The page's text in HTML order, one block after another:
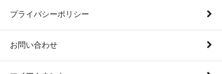
プライバシーポリシー
お問い合わせ